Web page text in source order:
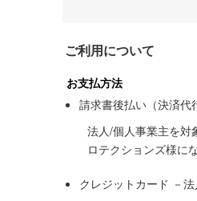
ご利用について
お支払方法
請求書後払い（決済代
法人/個人事業主を対
ロテクションズ様に
クレジットカード －